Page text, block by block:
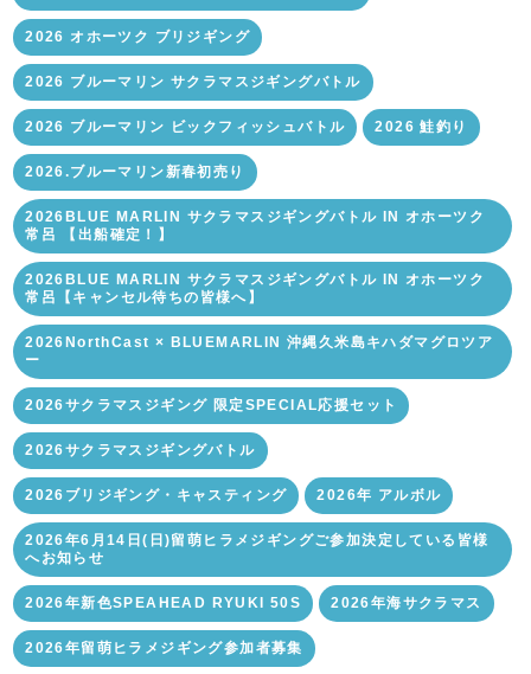
2026 オホーツク ブリジギング
2026 ブルーマリン サクラマスジギングバトル
2026 ブルーマリン ビックフィッシュバトル 2026 鮭釣り
2026.ブルーマリン新春初売り
2026BLUE MARLIN サクラマスジギングバトル IN オホーツク
常呂 【出船確定！】
2026BLUE MARLIN サクラマスジギングバトル IN オホーツク
常呂【キャンセル待ちの皆様へ】
2026NorthCast × BLUEMARLIN 沖縄久米島キハダマグロツア
ー
2026サクラマスジギング 限定SPECIAL応援セット
2026サクラマスジギングバトル
2026ブリジギング・キャスティング 2026年 アルボル
2026年6月14日(日)留萌ヒラメジギングご参加決定している皆様
へお知らせ
2026年新色SPEAHEAD RYUKI 50S 2026年海サクラマス
2026年留萌ヒラメジギング参加者募集